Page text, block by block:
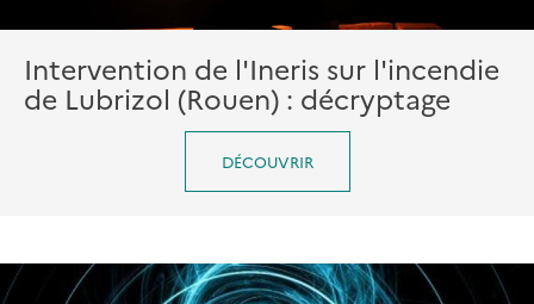
Intervention de l'Ineris sur l'incendie
de Lubrizol (Rouen) : décryptage
DÉCOUVRIR